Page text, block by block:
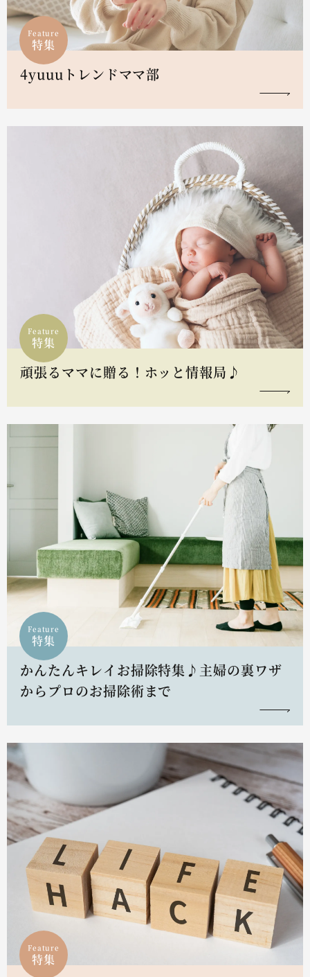
Feature
特集
4yuuuトレンドママ部
Feature
特集
頑張るママに贈る！ホッと情報局♪
Feature
特集
かんたんキレイお掃除特集♪主婦の裏ワザ
からプロのお掃除術まで
Feature
特集